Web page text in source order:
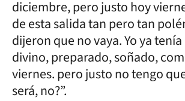
diciembre, pero justo hoy
de esta salida tan pero tan
dijeron que no vaya. Yo ya
divino, preparado, soñado,
viernes. pero justo no tengo
será, no?”.